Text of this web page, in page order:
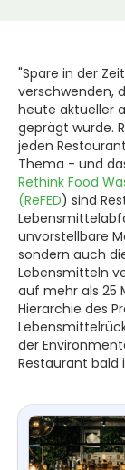
"Spare in der
verschwenden,
heute aktueller
geprägt wurde.
jeden
Thema - und
Rethink Food
(ReFED) sind
unvorstellbare
sondern auch
Lebensmitteln
auf mehr als 25
Hierarchie des
der
Restaurant bald